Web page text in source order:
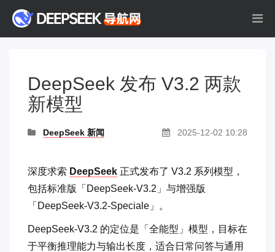
DeepSeek 发布 V3.2 两款
新模型
DeepSeek 新闻 2025-12-02 10:28
深度求索 DeepSeek 正式发布了 V3.2 系列模型，
包括标准版「DeepSeek-V3.2」与增强版
「DeepSeek-V3.2-Speciale」。
DeepSeek-V3.2 的定位是「全能型」模型，目标在
于平衡推理能力与输出长度，适合日常问答与通用